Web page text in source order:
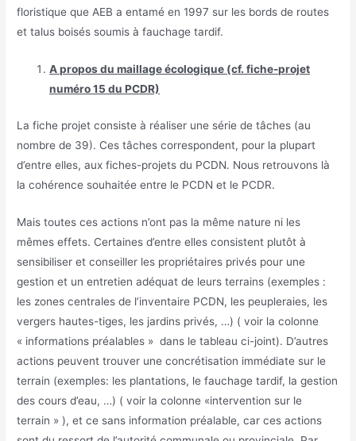
floristique que AEB a entamé en 1997 sur les bords de routes
et talus boisés soumis à fauchage tardif.
A propos du maillage écologique (cf. fiche-projet
numéro 15 du PCDR)
La fiche projet consiste à réaliser une série de tâches (au
nombre de 39). Ces tâches correspondent, pour la plupart
d’entre elles, aux fiches-projets du PCDN. Nous retrouvons là
la cohérence souhaitée entre le PCDN et le PCDR.
Mais toutes ces actions n’ont pas la même nature ni les
mêmes effets. Certaines d’entre elles consistent plutôt à
sensibiliser et conseiller les propriétaires privés pour une
gestion et un entretien adéquat de leurs terrains (exemples :
les zones centrales de l’inventaire PCDN, les peupleraies, les
vergers hautes-tiges, les jardins privés, …) ( voir la colonne
« informations préalables » dans le tableau ci-joint). D’autres
actions peuvent trouver une concrétisation immédiate sur le
terrain (exemples: les plantations, le fauchage tardif, la gestion
des cours d’eau, …) ( voir la colonne «intervention sur le
terrain » ), et ce sans information préalable, car ces actions